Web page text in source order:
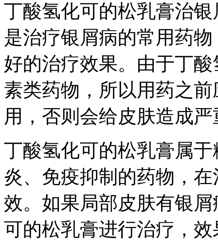
丁酸氢化可的松乳膏治
是治疗银屑病的常用药
好的治疗效果。由于丁
素类药物，所以用药之
用，否则会给皮肤造成
丁酸氢化可的松乳膏属
炎、免疫抑制的药物，
效。如果局部皮肤有银
可的松乳膏进行治疗，